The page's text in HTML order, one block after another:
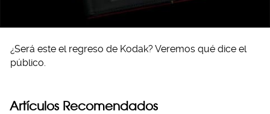
¿Será este el regreso de Kodak? Veremos qué dice el
público.
Artículos Recomendados